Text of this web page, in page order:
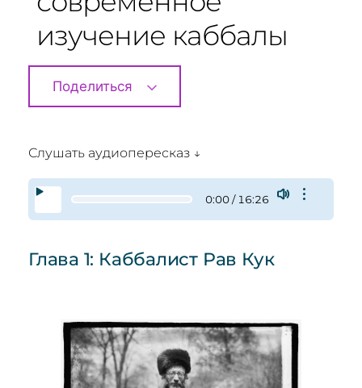
изучение каббалы
Поделиться
Слушать аудиопересказ ↓
0:00 / 16:26
Глава 1: Каббалист Рав Кук